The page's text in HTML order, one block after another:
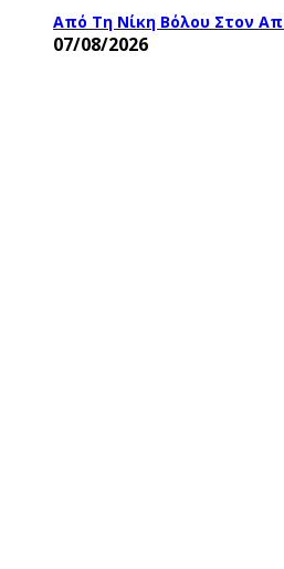
Από Τη Νίκη Βόλου Στον
07/08/2026